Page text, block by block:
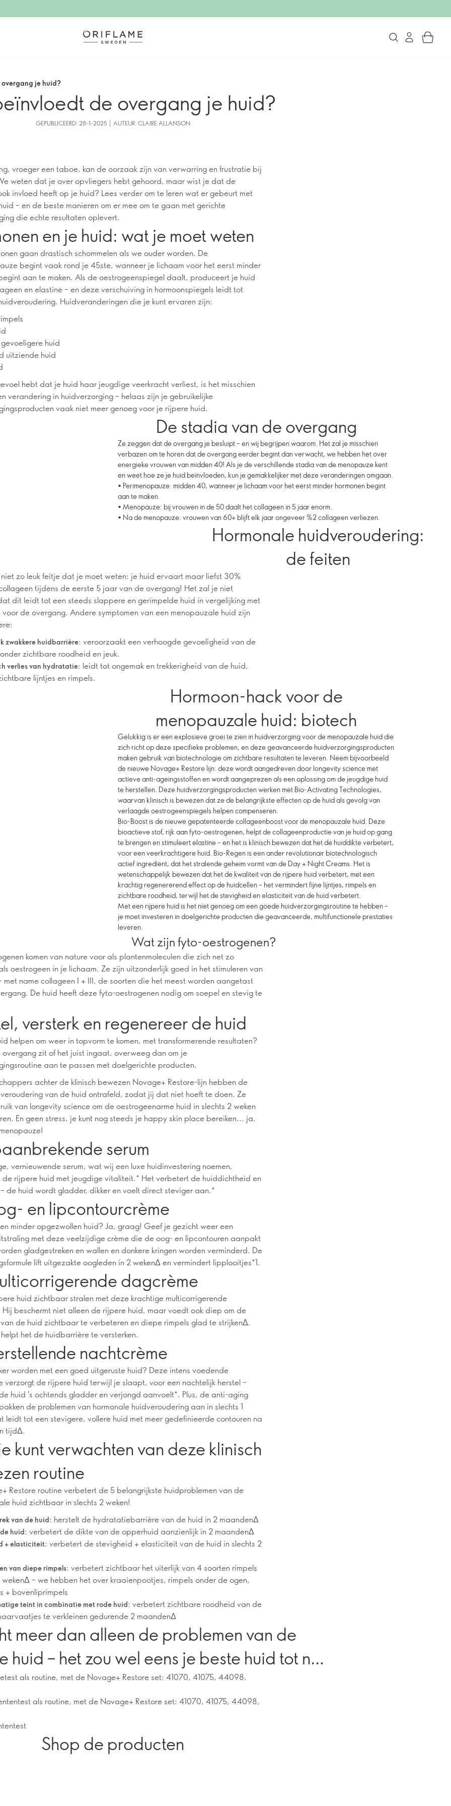
je huid?
de overgang je huid?
GEPUBLICEERD: 28-1-2025 | AUTEUR: CLAIRE ALLANSON
vroeger een taboe, kan de oorzaak zijn van verwarring en frustratie bij
weten dat je over opvliegers hebt gehoord, maar wist je dat de
invloed heeft op je huid? Lees verder om te leren wat er gebeurt met
– en de beste manieren om er mee om te gaan met gerichte
die echte resultaten oplevert.
en je huid: wat je moet weten
gaan drastisch schommelen als we ouder worden. De
begint vaak rond je 45ste, wanneer je lichaam voor het eerst minder
aan te maken. Als de oestrogeenspiegel daalt, produceert je huid
en elastine – en deze verschuiving in hormoonspiegels leidt tot
Huidveranderingen die je kunt ervaren zijn:
huid
uitziende huid
hebt dat je huid haar jeugdige veerkracht verliest, is het misschien
verandering in huidverzorging – helaas zijn je gebruikelijke
vaak niet meer genoeg voor je rijpere huid.
De stadia van de overgang
Ze zeggen dat de overgang je besluipt – en wij begrijpen waarom. Het zal je misschien
verbazen om te horen dat de overgang eerder begint dan verwacht, we hebben het over
energieke vrouwen van midden 40! Als je de verschillende stadia van de menopauze kent
en weet hoe ze je huid beïnvloeden, kun je gemakkelijker met deze veranderingen omgaan.
• Perimenopauze: midden 40, wanneer je lichaam voor het eerst minder hormonen begint
aan te maken.
• Menopauze: bij vrouwen in de 50 daalt het collageen in 5 jaar enorm.
• Na de menopauze: vrouwen van 60+ blijft elk jaar ongeveer %2 collageen verliezen.
Hormonale huidveroudering:
de feiten
niet zo leuk feitje dat je moet weten: je huid ervaart maar liefst 30%
tijdens de eerste 5 jaar van de overgang! Het zal je niet
dit leidt tot een steeds slappere en gerimpelde huid in vergelijking met
voor de overgang. Andere symptomen van een menopauzale huid zijn
zwakkere huidbarrière: veroorzaakt een verhoogde gevoeligheid van de
zichtbare roodheid en jeuk.
verlies van hydratatie: leidt tot ongemak en trekkerigheid van de huid,
lijntjes en rimpels.
Hormoon-hack voor de
menopauzale huid: biotech
Gelukkig is er een explosieve groei te zien in huidverzorging voor de menopauzale huid die
zich richt op deze specifieke problemen, en deze geavanceerde huidverzorgingsproducten
maken gebruik van biotechnologie om zichtbare resultaten te leveren. Neem bijvoorbeeld
de nieuwe Novage+ Restore lijn: deze wordt aangedreven door longevity science met
actieve anti-ageingsstoffen en wordt aangeprezen als een oplossing om de jeugdige huid
te herstellen. Deze huidverzorgingsproducten werken met Bio-Activating Technologies,
waarvan klinisch is bewezen dat ze de belangrijkste effecten op de huid als gevolg van
verlaagde oestrogeenspiegels helpen compenseren.
Bio-Boost is de nieuwe gepatenteerde collageenboost voor de menopauzale huid. Deze
bioactieve stof, rijk aan fyto-oestrogenen, helpt de collageenproductie van je huid op gang
te brengen en stimuleert elastine – en het is klinisch bewezen dat het de huiddikte verbetert,
voor een veerkrachtigere huid. Bio-Regen is een ander revolutionair biotechnologisch
actief ingrediënt, dat het stralende geheim vormt van de Day + Night Creams. Het is
wetenschappelijk bewezen dat het de kwaliteit van de rijpere huid verbetert, met een
krachtig regenererend effect op de huidcellen – het vermindert fijne lijntjes, rimpels en
zichtbare roodheid, terwijl het de stevigheid en elasticiteit van de huid verbetert.
Met een rijpere huid is het niet genoeg om een goede huidverzorgingsroutine te hebben –
je moet investeren in doelgerichte producten die geavanceerde, multifunctionele prestaties
leveren.
Wat zijn fyto-oestrogenen?
komen van nature voor als plantenmoleculen die zich net zo
oestrogeen in je lichaam. Ze zijn uitzonderlijk goed in het stimuleren van
met name collageen I + III, de soorten die het meest worden aangetast
De huid heeft deze fyto-oestrogenen nodig om soepel en stevig te
versterk en regenereer de huid
helpen om weer in topvorm te komen, met transformerende resultaten?
overgang zit of het juist ingaat, overweeg dan om je
aan te passen met doelgerichte producten.
achter de klinisch bewezen Novage+ Restore-lijn hebben de
van de huid ontrafeld, zodat jij dat niet hoeft te doen. Ze
van longevity science om de oestrogeenarme huid in slechts 2 weken
En geen stress, je kunt nog steeds je happy skin place bereiken... ja,
serum
vernieuwende serum, wat wij een luxe huidinvestering noemen,
rijpere huid met jeugdige vitaliteit.* Het verbetert de huiddichtheid en
de huid wordt gladder, dikker en voelt direct steviger aan.*
en lipcontourcrème
minder opgezwollen huid? Ja, graag! Geef je gezicht weer een
met deze veelzijdige crème die de oog- en lipcontouren aanpakt
gladgestreken en wallen en donkere kringen worden verminderd. De
lift uitgezakte oogleden in 2 wekenΔ en vermindert lipplooitjes*1.
dagcrème
huid zichtbaar stralen met deze krachtige multicorrigerende
beschermt niet alleen de rijpere huid, maar voedt ook diep om de
de huid zichtbaar te verbeteren en diepe rimpels glad te strijkenΔ.
het de huidbarrière te versterken.
nachtcrème
worden met een goed uitgeruste huid? Deze intens voedende
verzorgt de rijpere huid terwijl je slaapt, voor een nachtelijk herstel –
huid 's ochtends gladder en verjongd aanvoelt*. Plus, de anti-aging
de problemen van hormonale huidveroudering aan in slechts 1
leidt tot een stevigere, vollere huid met meer gedefinieerde contouren na
tijdΔ.
kunt verwachten van deze klinisch
routine
Restore routine verbetert de 5 belangrijkste huidproblemen van de
huid zichtbaar in slechts 2 weken!
van de huid: herstelt de hydratatiebarrière van de huid in 2 maandenΔ
huid: verbetert de dikte van de opperhuid aanzienlijk in 2 maandenΔ
+ elasticiteit: verbetert de stevigheid + elasticiteit van de huid in slechts 2
van diepe rimpels: verbetert zichtbaar het uiterlijk van 4 soorten rimpels
wekenΔ – we hebben het over kraaienpootjes, rimpels onder de ogen,
+ bovenliprimpels
teint in combinatie met rode huid: verbetert zichtbare roodheid van de
te verkleinen gedurende 2 maandenΔ
meer dan alleen de problemen van de
huid – het zou wel eens je beste huid tot nu
toe kunnen geven.
als routine, met de Novage+ Restore set: 41070, 41075, 44098,
als routine, met de Novage+ Restore set: 41070, 41075, 44098,
Shop de producten